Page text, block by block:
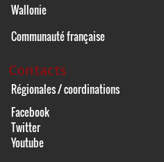
Wallonie
Communauté française
Contacts
Régionales / coordinations
Facebook
Twitter
Youtube